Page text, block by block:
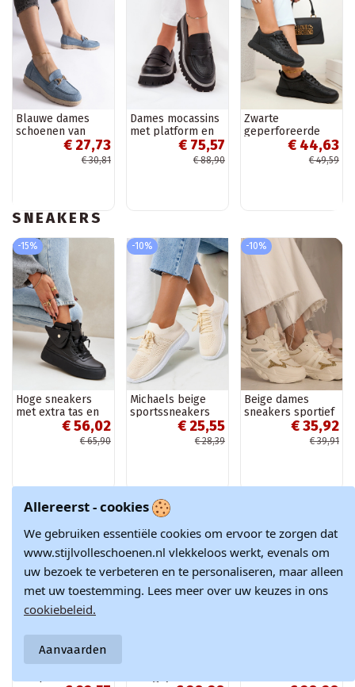
Blauwe dames
schoenen van
kunstsuède€ 27,73
€ 30,81
Dames mocassins
met platform en
platte hak „Big
Star NN274049"
€ 75,57
€ 88,90
Zwarte
geperforeerde
instap sportieve
schoenen SIone
€ 44,63
€ 49,59
SNEAKERS
-15%
Hoge sneakers
met extra tas en
platform zwarte
kleur Saramis
€ 56,02
€ 65,90
-10%
Michaels beige
sportssneakers
€ 25,55
€ 28,39
-10%
Beige dames
sneakers sportief
met glitters€ 35,92
€ 39,91
-15%
Nieuw
Dames sneakers
-10%
Allereerst - cookies
We gebruiken essentiële cookies om ervoor te zorgen dat
www.stijlvolleschoenen.nl vlekkeloos werkt, evenals om
uw bezoek te verbeteren en te personaliseren, maar alleen
met uw toestemming. Lees meer over uw keuzes in ons
cookiebeleid.
Aanvaarden